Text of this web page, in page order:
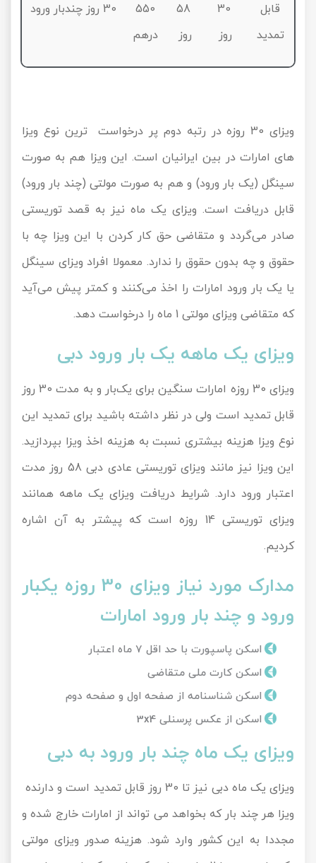
قابل
تمدید
30
روز
58
روز
550
درهم
30 روز چندبار ورود
ویزای 30 روزه در رتبه دوم پر درخواست ترین نوع ویزا
های امارات در بین ایرانیان است. این ویزا هم به صورت
سینگل (یک بار ورود) و هم به صورت مولتی (چند بار ورود)
قابل دریافت است. ویزای یک ماه نیز به قصد توریستی
صادر می‌گردد و متقاضی حق کار کردن با این ویزا چه با
حقوق و چه بدون حقوق را ندارد. معمولا افراد ویزای سینگل
یا یک بار ورود امارات را اخذ می‌کنند و کمتر پیش می‌آید
که متقاضی ویزای مولتی 1 ماه را درخواست دهد.
ویزای یک ماهه یک بار ورود دبی
ویزای 30 روزه امارات سنگین برای یک‌بار و به مدت 30 روز
قابل تمدید است ولی در نظر داشته باشید برای تمدید این
نوع ویزا هزینه بیشتری نسبت به هزینه اخذ ویزا بپردازید.
این ویزا نیز مانند ویزای توریستی عادی دبی 58 روز مدت
اعتبار ورود دارد. شرایط دریافت ویزای یک ماهه همانند
ویزای توریستی 14 روزه است که پیشتر به آن اشاره
کردیم.
مدارک مورد نیاز ویزای 30 روزه یکبار
ورود و چند بار ورود امارات
اسکن پاسپورت با حد اقل 7 ماه اعتبار
اسکن کارت ملی متقاضی
اسکن شناسنامه از صفحه اول و صفحه دوم
اسکن از عکس پرسنلی 3x4
ویزای یک ماه چند بار ورود به دبی
ویزای یک ماه دبی نیز تا 30 روز قابل تمدید است و دارنده
ویزا هر چند بار که بخواهد می تواند از امارات خارج شده و
مجددا به این کشور وارد شود. هزینه صدور ویزای مولتی